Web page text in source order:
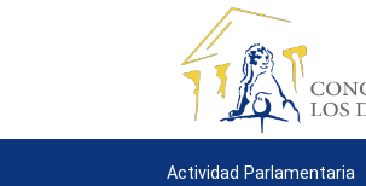
Actividad Parlamentaria